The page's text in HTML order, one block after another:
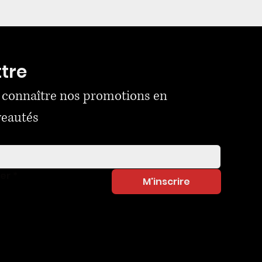
connaître nos promotions en
M'inscrire